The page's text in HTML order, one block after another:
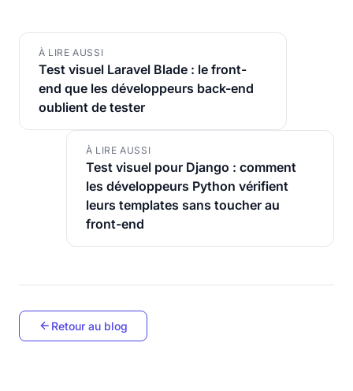
À LIRE AUSSI
Test visuel Laravel Blade : le front-
end que les développeurs back-end
oublient de tester
À LIRE AUSSI
Test visuel pour Django : comment
les développeurs Python vérifient
leurs templates sans toucher au
front-end
Retour au blog